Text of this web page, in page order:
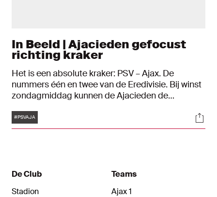
In Beeld | Ajacieden gefocust
richting kraker
Het is een absolute kraker: PSV – Ajax. De
nummers één en twee van de Eredivisie. Bij winst
zondagmiddag kunnen de Ajacieden de
aanval op de troon trainde de selectie van Erik
ten Hag zaterdag voor het laatst.
Tags
#PSVAJA
De Club
Stadion
Teams
Ajax 1